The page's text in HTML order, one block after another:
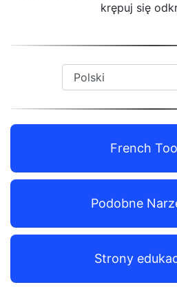
krępuj się
French
Podobne
Strony